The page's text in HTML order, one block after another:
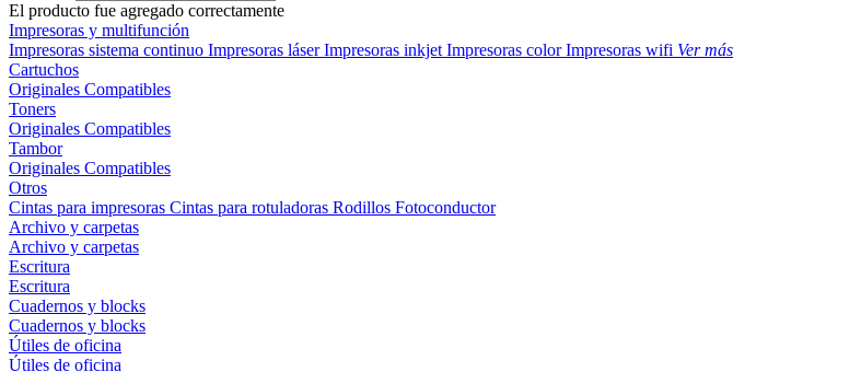
El producto fue agregado correctamente
Impresoras y multifunción
Impresoras sistema continuo Impresoras láserImpresoras inkjet Impresoras colorImpresoras wifi Ver más
Cartuchos
Originales Compatibles
Toners
Originales Compatibles
Tambor
Originales Compatibles
Otros
Cintas para impresoras Cintas para rotuladoras Rodillos Fotoconductor
Archivo y carpetas
Archivo y carpetas
Escritura
Escritura
Cuadernos y blocks
Cuadernos y blocks
Útiles de oficina
Útiles de oficina